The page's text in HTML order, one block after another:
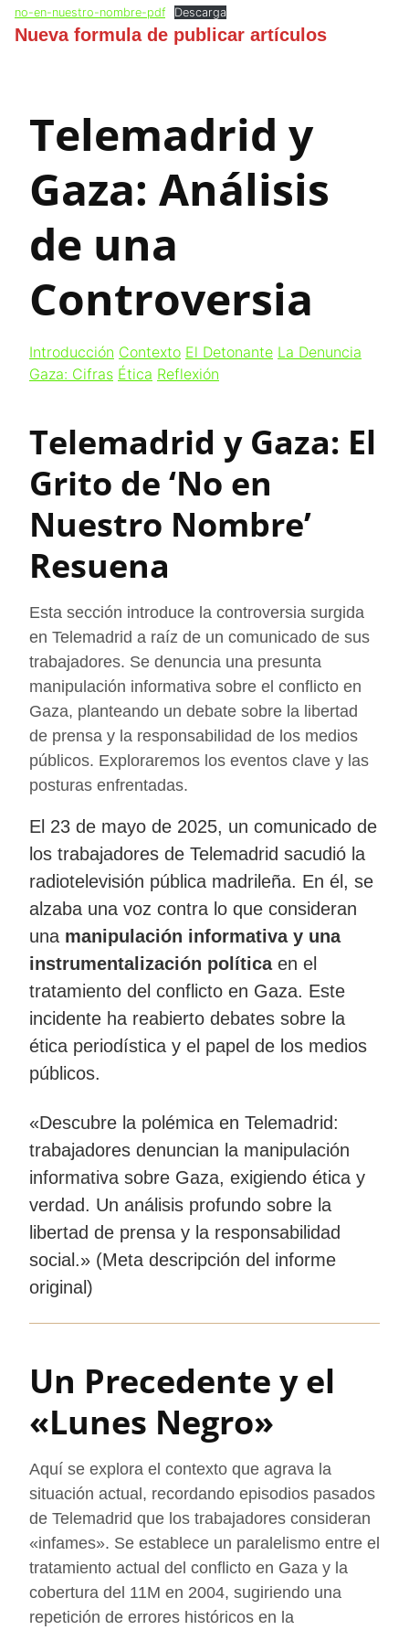
no-en-nuestro-nombre-pdf Descarga
Nueva formula de publicar artículos
Telemadrid y
Gaza: Análisis
de una
Controversia
Introducción Contexto El Detonante La Denuncia
Gaza: Cifras Ética Reflexión
Telemadrid y Gaza: El
Grito de ‘No en
Nuestro Nombre’
Resuena
Esta sección introduce la controversia surgida
en Telemadrid a raíz de un comunicado de sus
trabajadores. Se denuncia una presunta
manipulación informativa sobre el conflicto en
Gaza, planteando un debate sobre la libertad
de prensa y la responsabilidad de los medios
públicos. Exploraremos los eventos clave y las
posturas enfrentadas.
El 23 de mayo de 2025, un comunicado de
los trabajadores de Telemadrid sacudió la
radiotelevisión pública madrileña. En él, se
alzaba una voz contra lo que consideran
una manipulación informativa y una
instrumentalización políticaen el
tratamiento del conflicto en Gaza. Este
incidente ha reabierto debates sobre la
ética periodística y el papel de los medios
públicos.
«Descubre la polémica en Telemadrid:
trabajadores denuncian la manipulación
informativa sobre Gaza, exigiendo ética y
verdad. Un análisis profundo sobre la
libertad de prensa y la responsabilidad
social.» (Meta descripción del informe
original)
Un Precedente y el
«Lunes Negro»
Aquí se explora el contexto que agrava la
situación actual, recordando episodios pasados
de Telemadrid que los trabajadores consideran
«infames». Se establece un paralelismo entre el
tratamiento actual del conflicto en Gaza y la
cobertura del 11M en 2004, sugiriendo una
repetición de errores históricos en la